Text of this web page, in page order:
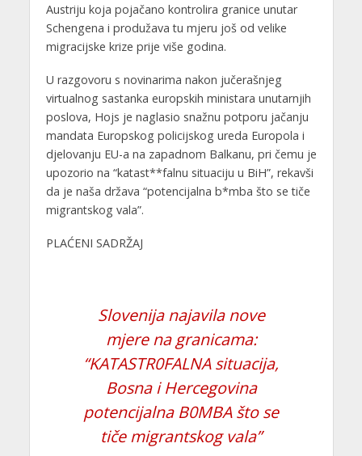
Austriju koja pojačano kontrolira granice unutar
Schengena i produžava tu mjeru još od velike
migracijske krize prije više godina.
U razgovoru s novinarima nakon jučerašnjeg
virtualnog sastanka europskih ministara unutarnjih
poslova, Hojs je naglasio snažnu potporu jačanju
mandata Europskog policijskog ureda Europola i
djelovanju EU-a na zapadnom Balkanu, pri čemu je
upozorio na “katast**falnu situaciju u BiH”, rekavši
da je naša država “potencijalna b*mba što se tiče
migrantskog vala”.
PLAĆENI SADRŽAJ
Slovenija najavila nove
mjere na granicama:
“KATASTR0FALNA situacija,
Bosna i Hercegovina
potencijalna B0MBA što se
tiče migrantskog vala”